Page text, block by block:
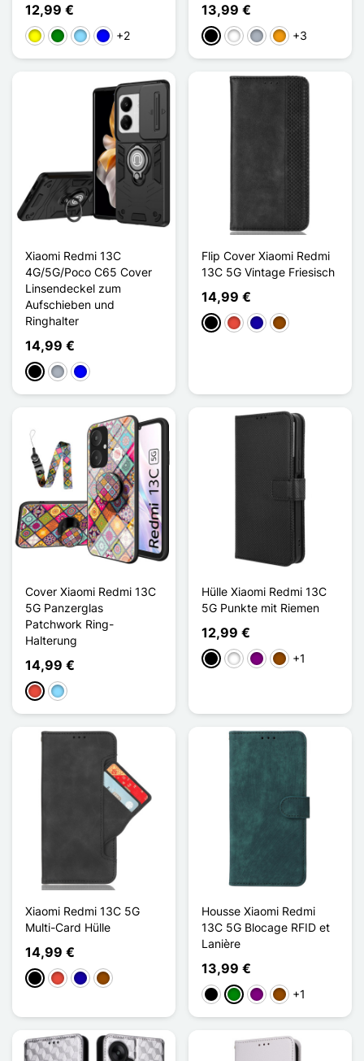
12,99 €
GelbGrünHellblau
Blau+2
13,99 €
Schwarz
WeißGrauOrange
+3
Xiaomi Redmi 13C
4G/5G/Poco C65 Cover
Linsendeckel zum
Aufschieben und
Ringhalter
14,99 €
Schwarz
GrauBlau
Flip Cover Xiaomi Redmi
13C 5G Vintage Friesisch
14,99 €
Schwarz
Rot Dunkelblau
Braun
Cover Xiaomi Redmi 13C
5G Panzerglas
Patchwork Ring-
Halterung
14,99 €
Rot Hellblau
Hülle Xiaomi Redmi 13C
5G Punkte mit Riemen
12,99 €
Schwarz
WeißViolettBraun
+1
Xiaomi Redmi 13C 5G
Multi-Card Hülle
14,99 €
Schwarz
Rot Dunkelblau
Braun
Housse Xiaomi Redmi
13C 5G Blocage RFID et
Lanière
13,99 €
Schwarz
GrünViolettBraun
+1